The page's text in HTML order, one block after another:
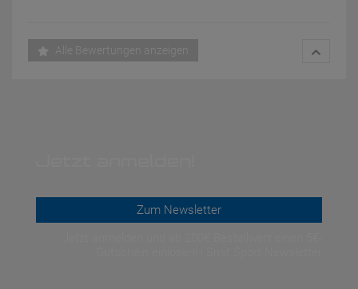
Alle Bewertungen anzeigen
Zum Newsletter